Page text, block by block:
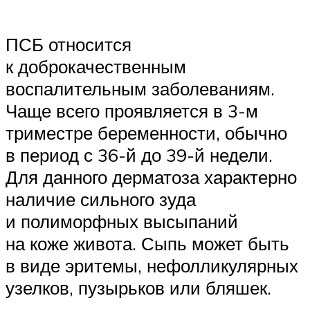
ПСБ относится
к доброкачественным
воспалительным заболеваниям.
Чаще всего проявляется в 3-м
триместре беременности, обычно
в период с 36-й до 39-й недели.
Для данного дерматоза характерно
наличие сильного зуда
и полиморфных высыпаний
на коже живота. Сыпь может быть
в виде эритемы, нефолликулярных
узелков, пузырьков или бляшек.